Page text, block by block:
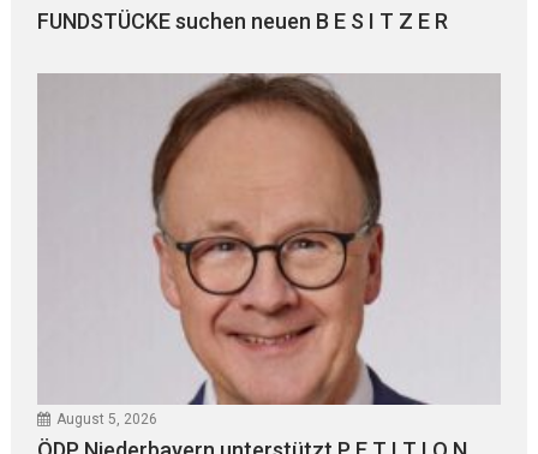
FUNDSTÜCKE suchen neuen B E S I T Z E R
August 5, 2026